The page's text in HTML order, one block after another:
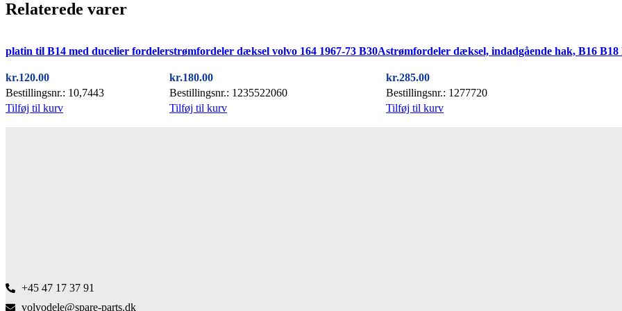
Relaterede varer
platin til B14 med ducelier fordeler
kr.120.00
Bestillingsnr.: 10,7443
Tilføj til kurv
strømfordeler dæksel volvo 164 1967-73 B30A
kr.180.00
Bestillingsnr.: 1235522060
Tilføj til kurv
strømfordeler dæksel, indadgående hak, B16 B18
kr.285.00
Bestillingsnr.: 1277720
Tilføj til kurv
+45 47 17 37 91
volvodele@spare-parts.dk